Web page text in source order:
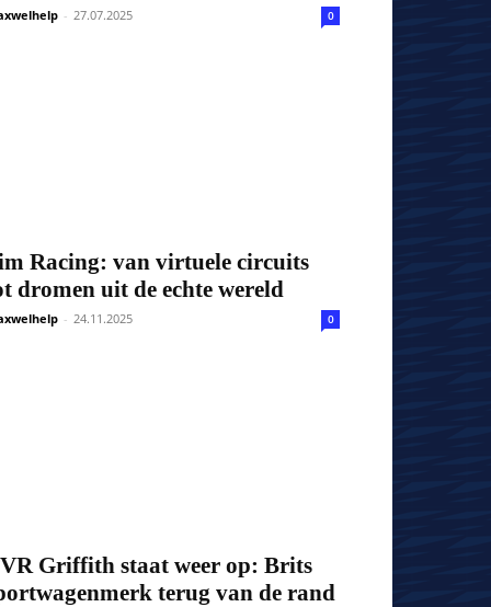
- 27.07.2025 0
Racing: van virtuele circuits
dromen uit de echte wereld
- 24.11.2025 0
Griffith staat weer op: Brits
terug van de rand